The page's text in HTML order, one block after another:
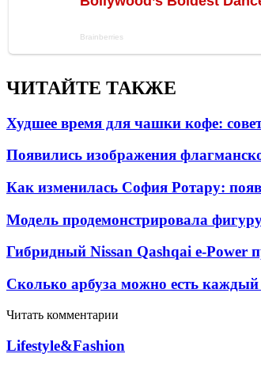
ЧИТАЙТЕ ТАКЖЕ
Худшее время для чашки кофе:
Появились изображения
Как изменилась София Ротару:
Модель продемонстрировала
Гибридный Nissan Qashqai e-Power
Сколько арбуза можно есть каждый
Читать комментарии
Lifestyle&Fashion